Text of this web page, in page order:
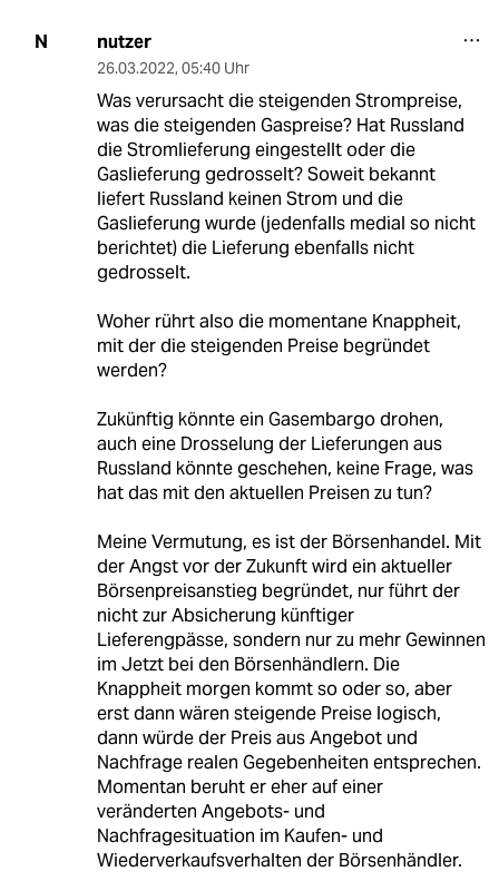
N nutzer
26.03.2022, 05:40 Uhr
Was verursacht die steigenden Strompreise,
was die steigenden Gaspreise? Hat Russland
die Stromlieferung eingestellt oder die
Gaslieferung gedrosselt? Soweit bekannt
liefert Russland keinen Strom und die
Gaslieferung wurde (jedenfalls medial so nicht
berichtet) die Lieferung ebenfalls nicht
gedrosselt.
Woher rührt also die momentane Knappheit,
mit der die steigenden Preise begründet
werden?
Zukünftig könnte ein Gasembargo drohen,
auch eine Drosselung der Lieferungen aus
Russland könnte geschehen, keine Frage, was
hat das mit den aktuellen Preisen zu tun?
Meine Vermutung, es ist der Börsenhandel. Mit
der Angst vor der Zukunft wird ein aktueller
Börsenpreisanstieg begründet, nur führt der
nicht zur Absicherung künftiger
Lieferengpässe, sondern nur zu mehr Gewinnen
im Jetzt bei den Börsenhändlern. Die
Knappheit morgen kommt so oder so, aber
erst dann wären steigende Preise logisch,
dann würde der Preis aus Angebot und
Nachfrage realen Gegebenheiten entsprechen.
Momentan beruht er eher auf einer
veränderten Angebots- und
Nachfragesituation im Kaufen- und
Wiederverkaufsverhalten der Börsenhändler.